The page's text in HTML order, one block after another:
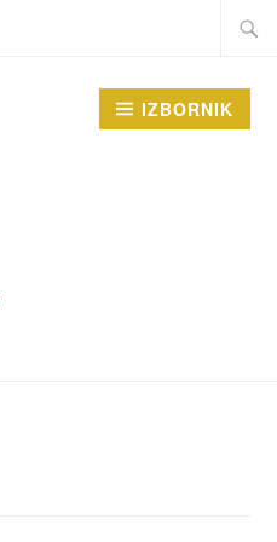
Traži:
IZBORNIK